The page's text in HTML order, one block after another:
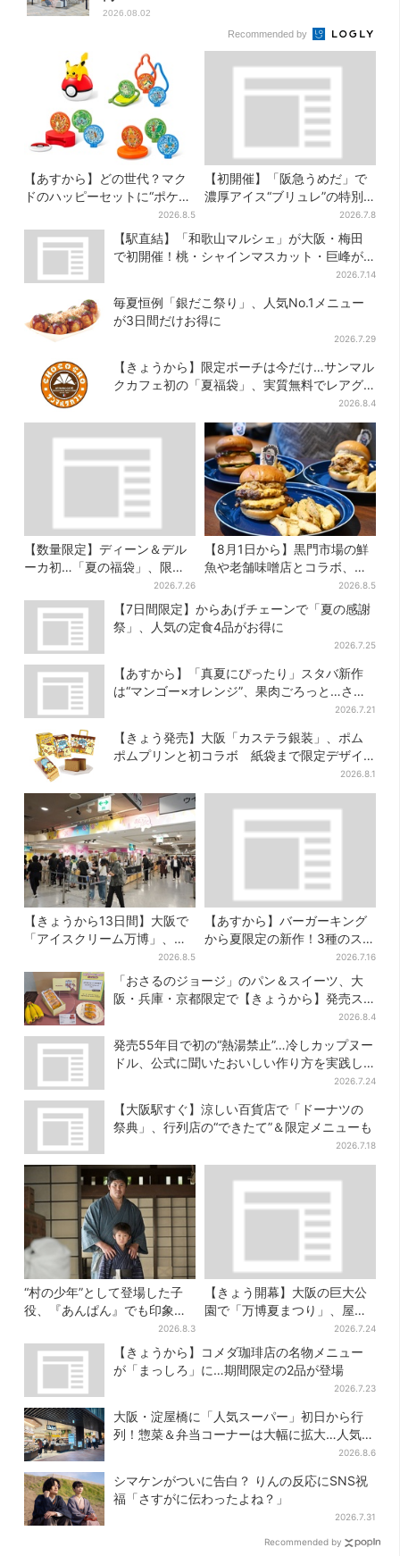
2026.08.02
Recommended by
【あすから】どの世代？マク
ドのハッピーセットに“ポケモ
ンおもちゃ”、歴代30匹に「懐
かしい」と喜びの声
2026.8.5
【初開催】「阪急うめだ」で
濃厚アイス“ブリュレ”の特別
版、ここだけのメニューは各
日50個まで
2026.7.8
【駅直結】「和歌山マルシェ」が大阪・梅田
で初開催！桃・シャインマスカット・巨峰が
2026.7.14
毎夏恒例「銀だこ祭り」、人気No.1メニュー
が3日間だけお得に
2026.7.29
【きょうから】限定ポーチは今だけ…サンマル
クカフェ初の「夏福袋」、実質無料でレアグ
2026.8.4
【数量限定】ディーン＆デル
ーカ初…「夏の福袋」、限定
トートバッグなど！8種のアイ
テムが勢ぞろい
2026.7.26
【8月1日から】黒門市場の鮮
魚や老舗味噌店とコラボ、大
阪・なんばのホテルで“地域密
着”の限定バーガー
2026.8.5
【7日間限定】からあげチェーンで「夏の感謝
祭」、人気の定食4品がお得に
2026.7.25
【あすから】「真夏にぴったり」スタバ新作
は“マンゴー×オレンジ”、果肉ごろっと…さっ
2026.7.21
【きょう発売】大阪「カステラ銀装」、ポム
ポムプリンと初コラボ 紙袋まで限定デザイ
2026.8.1
【きょうから13日間】大阪で
「アイスクリーム万博」、全
国34ブランド・100種超…初
登場の「チョコソフト」に行
列
2026.8.5
【あすから】バーガーキング
から夏限定の新作！3種のステ
ーキワッパー「暑さ乗り切れ
そう」と話題に
2026.7.16
「おさるのジョージ」のパン＆スイーツ、大
阪・兵庫・京都限定で【きょうから】発売ス
2026.8.4
発売55年目で初の“熱湯禁止”…冷しカップヌー
ドル、公式に聞いたおいしい作り方を実践し
2026.7.24
【大阪駅すぐ】涼しい百貨店で「ドーナツの
祭典」、行列店の“できたて”＆限定メニューも
2026.7.18
“村の少年”として登場した子
役、『あんぱん』でも印象的
だった…視聴者驚き「どうり
で演技上手だと」
2026.8.3
【きょう開幕】大阪の巨大公
園で「万博夏まつり」、屋台
グルメ＆幻想的イルミネーシ
ョン…計27日間開催
2026.7.24
【きょうから】コメダ珈琲店の名物メニュー
が「まっしろ」に…期間限定の2品が登場
2026.7.23
大阪・淀屋橋に「人気スーパー」初日から行
列！惣菜＆弁当コーナーは大幅に拡大…人気商
2026.8.6
シマケンがついに告白？ りんの反応にSNS祝
福「さすがに伝わったよね？」
2026.7.31
Recommended by